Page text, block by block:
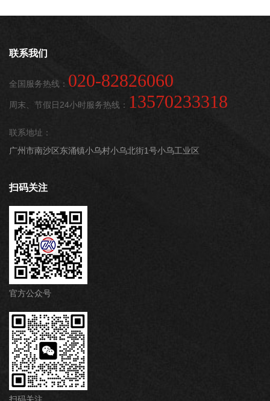
联系我们
全国服务热线： 020-82826060
周末、节假日24小时服务热线： 13570233318
联系地址：
广州市南沙区东涌镇小乌村小乌北街1号小乌工业区
扫码关注
官方公众号